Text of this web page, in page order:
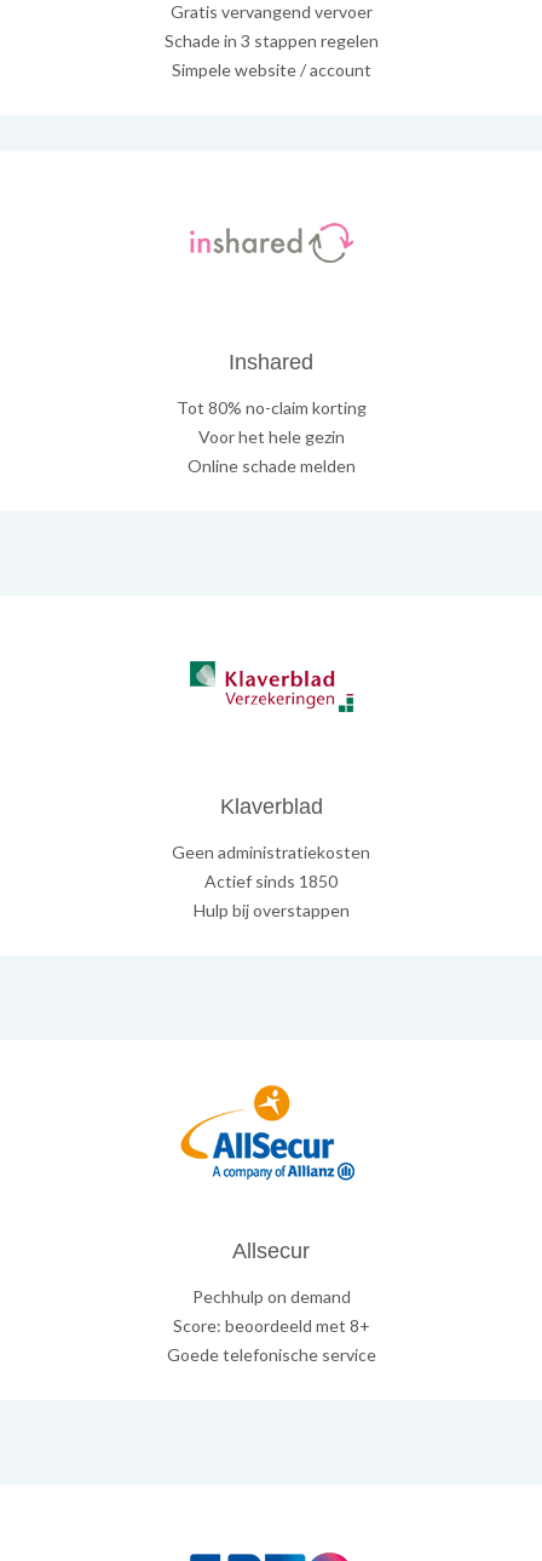
Gratis vervangend vervoer
Schade in 3 stappen regelen
Simpele website / account
Inshared
Tot 80% no-claim korting
Voor het hele gezin
Online schade melden
Klaverblad
Geen administratiekosten
Actief sinds 1850
Hulp bij overstappen
Allsecur
Pechhulp on demand
Score: beoordeeld met 8+
Goede telefonische service